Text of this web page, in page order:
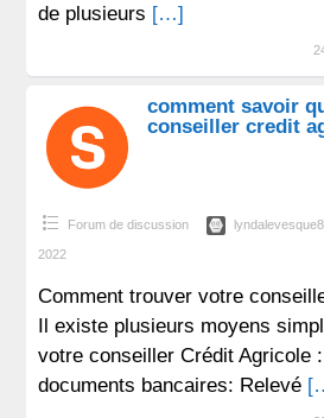
de plusieurs […]
comment savoir
conseiller credit
Forum de discussion
2022
Comment trouver votre
Il existe plusieurs moyens
votre conseiller Crédit Agricole
documents bancaires: Relevé